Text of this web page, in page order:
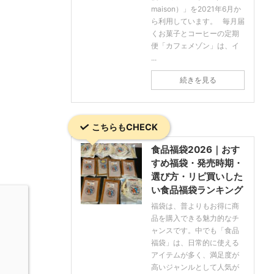
maison）」を2021年6月か
ら利用しています。 毎月届
くお菓子とコーヒーの定期
便「カフェメゾン」は、イ
...
続きを見る
こちらもCHECK
食品福袋2026｜おす
すめ福袋・発売時期・
選び方・リピ買いした
い食品福袋ランキング
福袋は、普よりもお得に商
品を購入できる魅力的なチ
ャンスです。中でも「食品
福袋」は、日常的に使える
アイテムが多く、満足度が
高いジャンルとして人気が